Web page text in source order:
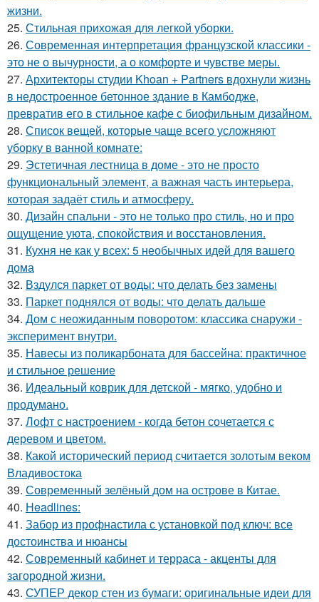
жизни.
25. Стильная прихожая для легкой уборки.
26. Современная интерпретация французской классики -
это не о вычурности, а о комфорте и чувстве меры.
27. Архитекторы студии Khoan + Partners вдохнули жизнь
в недостроенное бетонное здание в Камбодже,
превратив его в стильное кафе с биофильным дизайном.
28. Список вещей, которые чаще всего усложняют
уборку в ванной комнате:
29. Эстетичная лестница в доме - это не просто
функциональный элемент, а важная часть интерьера,
которая задаёт стиль и атмосферу.
30. Дизайн спальни - это не только про стиль, но и про
ощущение уюта, спокойствия и восстановления.
31. Кухня не как у всех: 5 необычных идей для вашего
дома
32. Вздулся паркет от воды: что делать без замены
33. Паркет поднялся от воды: что делать дальше
34. Дом с неожиданным поворотом: классика снаружи -
эксперимент внутри.
35. Навесы из поликарбоната для бассейна: практичное
и стильное решение
36. Идеальный коврик для детской - мягко, удобно и
продумано.
37. Лофт с настроением - когда бетон сочетается с
деревом и цветом.
38. Какой исторический период считается золотым веком
Владивостока
39. Современный зелёный дом на острове в Китае.
40. Headlines:
41. Забор из профнастила с установкой под ключ: все
достоинства и нюансы
42. Современный кабинет и терраса - акценты для
загородной жизни.
43. СУПЕР декор стен из бумаги: оригинальные идеи для